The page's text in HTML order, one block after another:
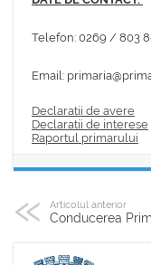
Telefon: 0269 / 803
Email:
Declaratii de avere
Declaratii de interese
Raportul primarului
Articolul anterior
Conducerea